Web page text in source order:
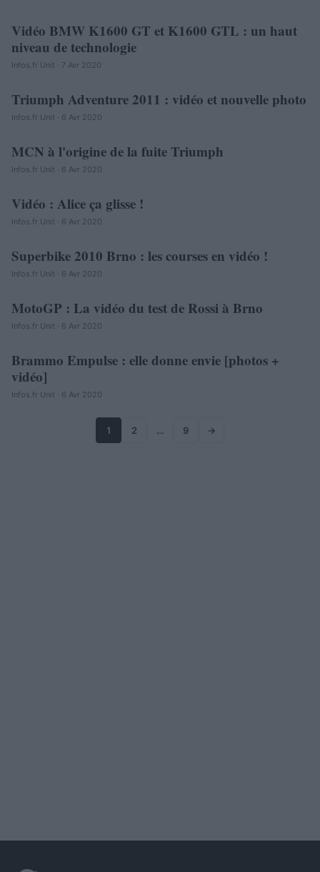
AUTOMOBILE
Vidéo BMW K1600 GT et K1600 GTL : un haut
niveau de technologie
Infos.fr Unit · 7 Avr 2020
AUTOMOBILE
Triumph Adventure 2011 : vidéo et nouvelle photo
Infos.fr Unit · 6 Avr 2020
AUTOMOBILE
MCN à l'origine de la fuite Triumph
Infos.fr Unit · 6 Avr 2020
AUTOMOBILE
Vidéo : Alice ça glisse !
Infos.fr Unit · 6 Avr 2020
AUTOMOBILE
Superbike 2010 Brno : les courses en vidéo !
Infos.fr Unit · 6 Avr 2020
AUTOMOBILE
MotoGP : La vidéo du test de Rossi à Brno
Infos.fr Unit · 6 Avr 2020
AUTOMOBILE
Brammo Empulse : elle donne envie [photos +
vidéo]
Infos.fr Unit · 6 Avr 2020
1 2 … 9 →